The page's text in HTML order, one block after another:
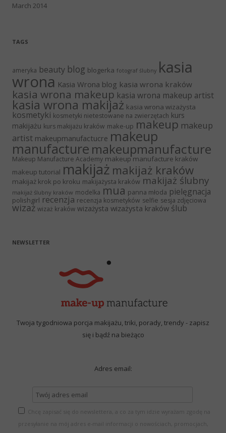
March 2014
TAGS
ameryka beauty blog blogerka fotograf ślubny kasia
wrona Kasia Wrona blog kasia wrona kraków
kasia wrona makeup kasia wrona makeup artist
kasia wrona makijaż kasia wrona wizażysta
kosmetyki kosmetyki nietestowane na zwierzętach kurs
makijażu kurs makijażu kraków make-up makeup makeup
artist makeupmanufactucre makeup
manufacture makeupmanufacture
Makeup Manufacture Academy makeup manufacture kraków
makeup tutorial makijaż makijaż kraków
makijaż krok po kroku makijażysta kraków makijaż ślubny
makijaż ślubny kraków modelka mua panna młoda pielęgnacja
polishgirl recenzja recenzja kosmetyków selfie sesja zdjęciowa
wizaż wizaż kraków wizażysta wizażysta kraków ślub
NEWSLETTER
Twoja tygodniowa porcja makijażu, triki, porady, trendy - zapisz
się i bądź na bieżąco
Adres email:
Chcę zapisać się do newslettera, a co za tym idzie wyrażam zgodę na
przesyłanie na mój adres e-mail informacji o nowościach, promocjach,